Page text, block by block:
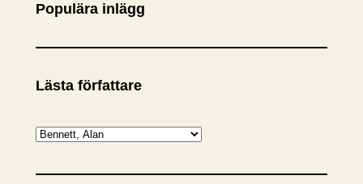
Populära inlägg
Lästa författare
K
t